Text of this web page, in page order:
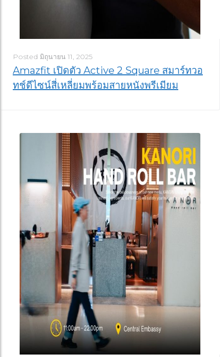
Posted มิถุนายน 11, 2025
Amazfit เปิดตัว Active 2 Square สมาร์ทวอ
ทช์ดีไซน์สี่เหลี่ยมพร้อมสายหนังพรีเมียม